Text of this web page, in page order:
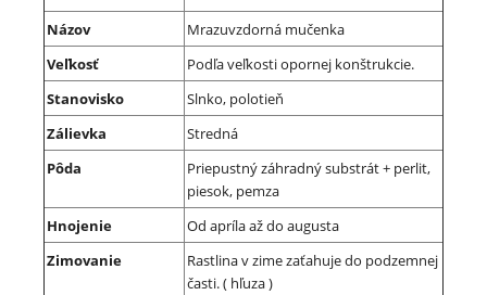
Názov
Mrazuvzdorná mučenka
Veľkosť
Podľa veľkosti opornej konštrukcie.
Stanovisko
Slnko, polotieň
Zálievka
Stredná
Pôda
Priepustný záhradný substrát + perlit,
piesok, pemza
Hnojenie
Od apríla až do augusta
Zimovanie
Rastlina v zime zaťahuje do podzemnej
časti. ( hľuza )